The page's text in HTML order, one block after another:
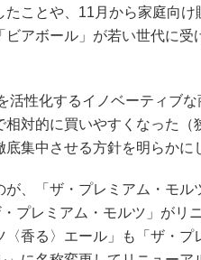
たことや、11月から家庭向
アボール」が若い世代に受
性化するイノベーティブな
対的に買いやすくなった（
集中させる方針を明らかに
、「ザ・プレミアム・モル
プレミアム・モルツ」がリ
香る〉エール」も「ザ・プ